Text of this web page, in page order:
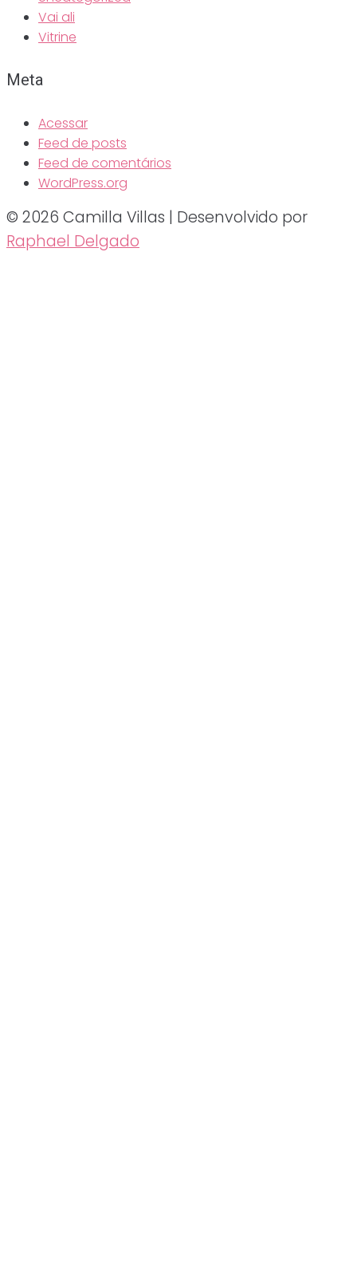
Vai ali
Vitrine
Meta
Acessar
Feed de posts
Feed de comentários
WordPress.org
© 2026 Camilla Villas | Desenvolvido por
Raphael Delgado